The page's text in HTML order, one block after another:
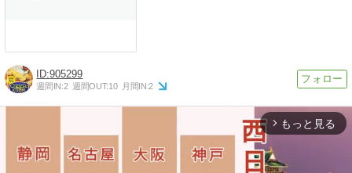
905299
週間IN:2 週間OUT:10 月間IN:2
arrow_forward_ios もっと見る